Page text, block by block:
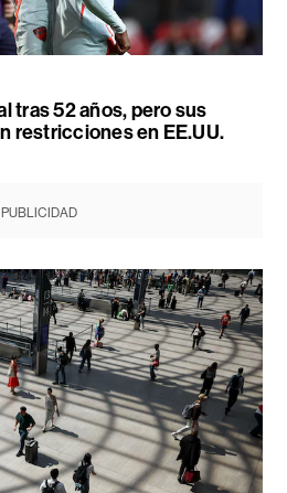
tras 52 años, pero sus
restricciones en EE.UU.
PUBLICIDAD